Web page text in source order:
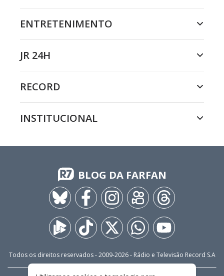
ENTRETENIMENTO
JR 24H
RECORD
INSTITUCIONAL
BLOG DA FARFAN
Todos os direitos reservados - 2009-2026- Rádio e Televisão Record S.A